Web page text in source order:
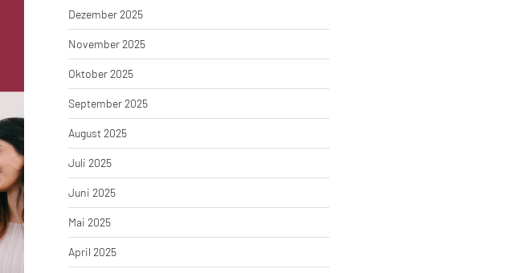
Dezember 2025
November 2025
Oktober 2025
September 2025
August 2025
Juli 2025
Juni 2025
Mai 2025
April 2025